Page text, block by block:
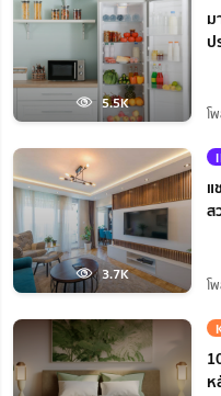
5.5K
ม
ป
โ
3.7K
แ
ส
โ
ห